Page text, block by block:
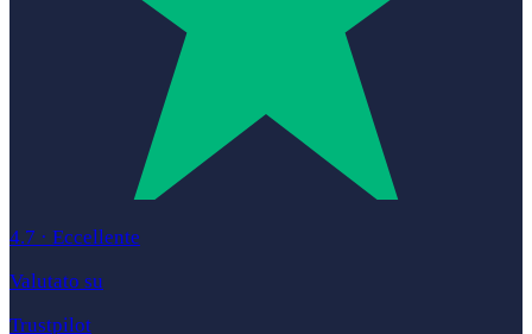
4.7 · Eccellente
Valutato su
Trustpilot